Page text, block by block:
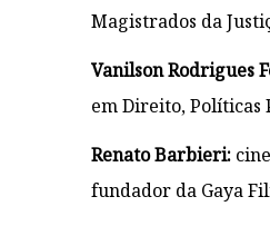
Magistrados da
Vanilson Rodrigues
em Direito, Políticas
Renato Barbieri:
fundador da Gaya